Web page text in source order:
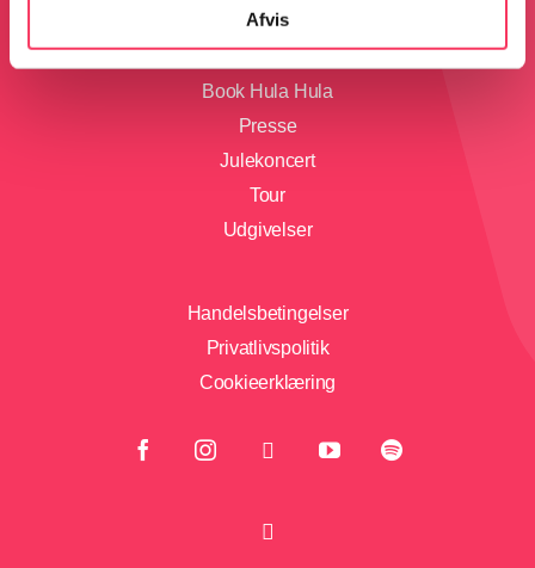
Afvis
Book Hula Hula
Presse
Julekoncert
Tour
Udgivelser
Handelsbetingelser
Privatlivspolitik
Cookieerklæring